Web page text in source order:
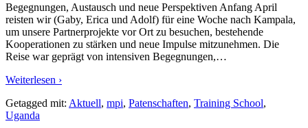
Begegnungen, Austausch und neue Perspektiven Anfang April
reisten wir (Gaby, Erica und Adolf) für eine Woche nach Kampala,
um unsere Partnerprojekte vor Ort zu besuchen, bestehende
Kooperationen zu stärken und neue Impulse mitzunehmen. Die
Reise war geprägt von intensiven Begegnungen,…
Weiterlesen ›
Getagged mit: Aktuell, mpi, Patenschaften, Training School,
Uganda